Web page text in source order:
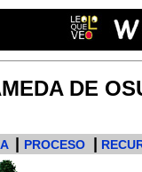
DE
PROCESO